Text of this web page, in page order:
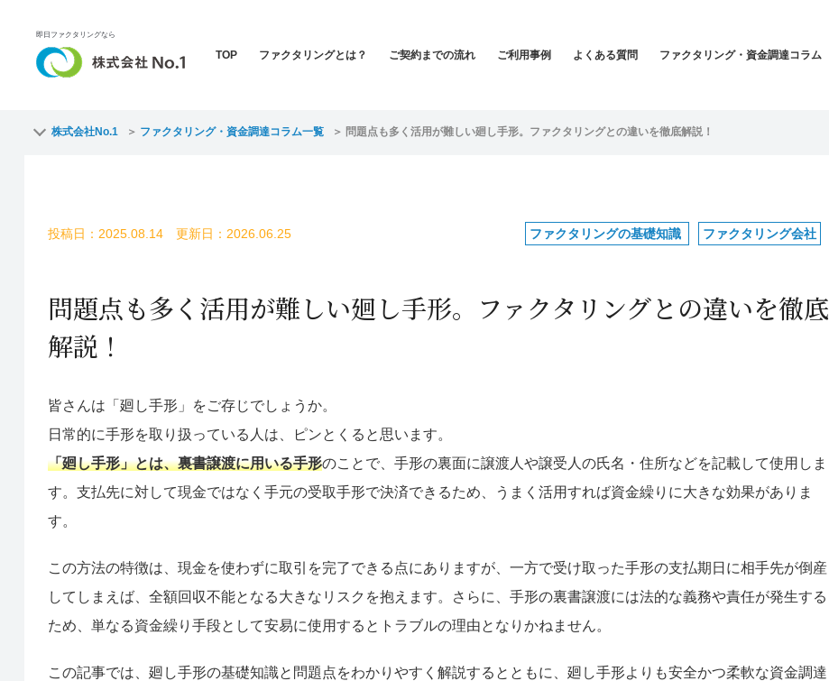
即日ファクタリングなら
TOP ファクタリングとは？ ご契約までの流れ ご利用事例 よくある質問 ファクタリング・資金調達コラム
株式会社No.1 ファクタリング・資金調達コラム一覧 問題点も多く活用が難しい廻し手形。ファクタリングとの違いを徹底解説！
投稿日：2025.08.14 更新日：2026.06.25 ファクタリングの基礎知識 ファクタリング会社
問題点も多く活用が難しい廻し手形。ファクタリングとの違いを徹底
解説！
皆さんは「廻し手形」をご存じでしょうか。
日常的に手形を取り扱っている人は、ピンとくると思います。
「廻し手形」とは、裏書譲渡に用いる手形のことで、手形の裏面に譲渡人や譲受人の氏名・住所などを記載して使用しま
す。支払先に対して現金ではなく手元の受取手形で決済できるため、うまく活用すれば資金繰りに大きな効果がありま
す。
この方法の特徴は、現金を使わずに取引を完了できる点にありますが、一方で受け取った手形の支払期日に相手先が倒産
してしまえば、全額回収不能となる大きなリスクを抱えます。さらに、手形の裏書譲渡には法的な義務や責任が発生する
ため、単なる資金繰り手段として安易に使用するとトラブルの理由となりかねません。
この記事では、廻し手形の基礎知識と問題点をわかりやすく解説するとともに、廻し手形よりも安全かつ柔軟な資金調達